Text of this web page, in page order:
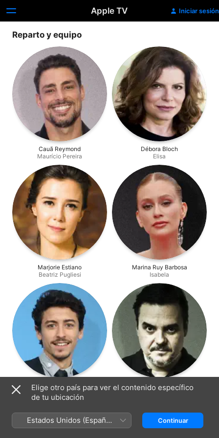
Apple TV Iniciar sesión
Reparto y equipo
Cauã Reymond
Maurício Pereira
Débora Bloch
Elisa
Marjorie Estiano
Beatriz Pugliesi
Marina Ruy Barbosa
Isabela
Jesuíta Barbosa
Vicente
Cássio Gabus Mendes
Heitor
Elige otro país para ver el contenido específico
de tu ubicación
Estados Unidos (Español
México)
Continuar